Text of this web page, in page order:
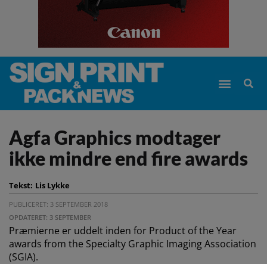
Agfa Graphics modtager
ikke mindre end fire awards
Tekst: Lis Lykke
PUBLICERET: 3 SEPTEMBER 2018
OPDATERET: 3 SEPTEMBER
Præmierne er uddelt inden for Product of the Year
awards from the Specialty Graphic Imaging Association
(SGIA).